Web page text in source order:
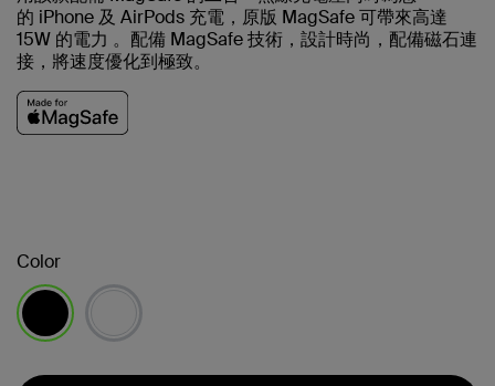
的 iPhone 及 AirPods 充電，原版 MagSafe 可帶來高達
15W 的電力 。 配備 MagSafe 技術，設計時尚，配備磁石連
接，將速度優化到極致。
Color